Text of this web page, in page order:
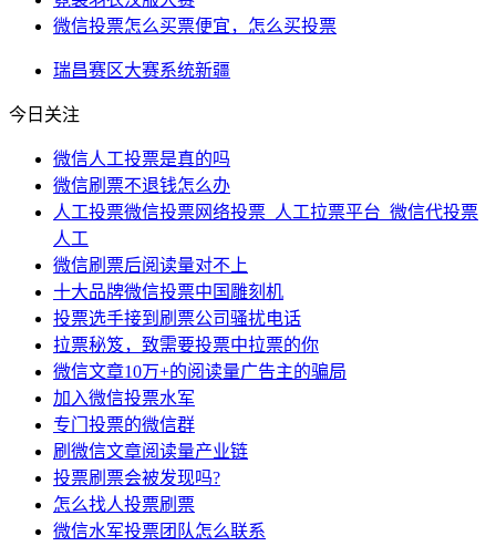
微信投票怎么买票便宜，怎么买投票
瑞昌赛区大赛系统新疆
今日关注
微信人工投票是真的吗
微信刷票不退钱怎么办
人工投票微信投票网络投票_人工拉票平台_微信代投票
人工
微信刷票后阅读量对不上
十大品牌微信投票中国雕刻机
投票选手接到刷票公司骚扰电话
拉票秘笈，致需要投票中拉票的你
微信文章10万+的阅读量广告主的骗局
加入微信投票水军
专门投票的微信群
刷微信文章阅读量产业链
投票刷票会被发现吗?
怎么找人投票刷票
微信水军投票团队怎么联系